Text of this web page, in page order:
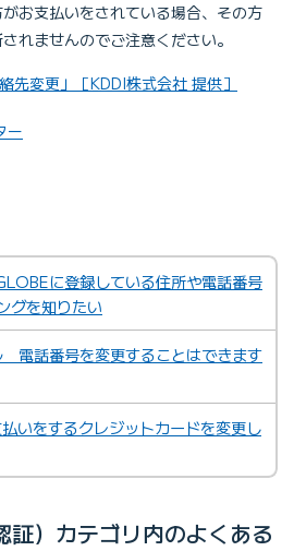
お支払いをされている場合、その方
れませんのでご注意ください。
先変更」［KDDI株式会社 提供］
ー
に登録している住所や電話番号
グを知りたい
電話番号を変更することはできます
いをするクレジットカードを変更し
証）カテゴリ内のよくある